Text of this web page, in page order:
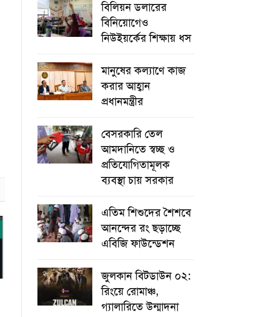
বিলিয়ন ডলারের
বিনিয়োগেও
নিউইয়র্কের শিক্ষায় ধস
মানুষের কল্যাণে কাজ
করার আহ্বান
প্রধানমন্ত্রীর
বেসরকারি তেল
আমদানিতে স্বচ্ছ ও
প্রতিযোগিতামূলক
ব্যবস্থা চায় সরকার
এতিম শিশুদের শৈশবে
আনন্দের রং ছড়াচ্ছে
এবিজি ফাউন্ডেশন
জুলকান বিটডাউন ০২:
রিংয়ে রোমাঞ্চ,
গ্যালারিতে উন্মাদনা